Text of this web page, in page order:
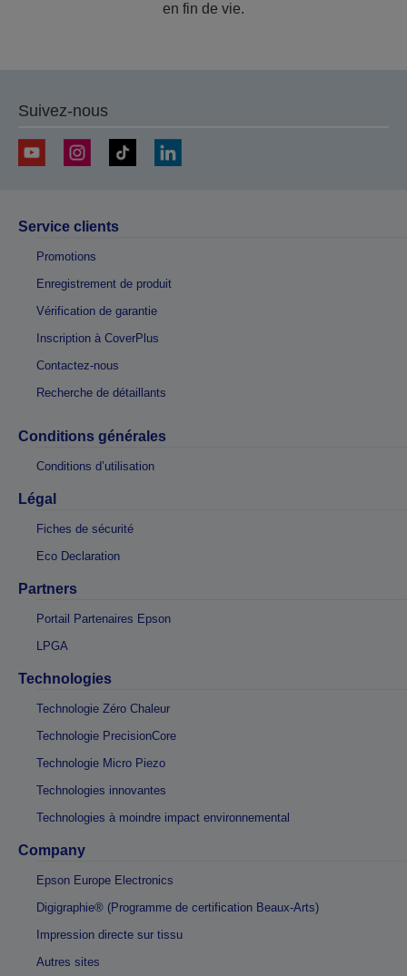
en fin de vie.
Suivez-nous
Service clients
Promotions
Enregistrement de produit
Vérification de garantie
Inscription à CoverPlus
Contactez-nous
Recherche de détaillants
Conditions générales
Conditions d’utilisation
Légal
Fiches de sécurité
Eco Declaration
Partners
Portail Partenaires Epson
LPGA
Technologies
Technologie Zéro Chaleur
Technologie PrecisionCore
Technologie Micro Piezo
Technologies innovantes
Technologies à moindre impact environnemental
Company
Epson Europe Electronics
Digigraphie® (Programme de certification Beaux-Arts)
Impression directe sur tissu
Autres sites